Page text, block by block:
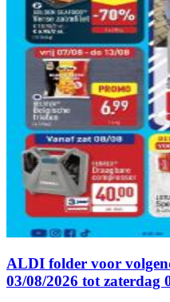
ALDI folder voor
03/08/2026 tot zaterdag